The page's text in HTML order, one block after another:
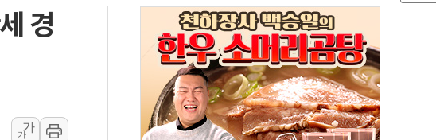
에 금리 인상 우려 후퇴…나스닥 선물 1%대 상승
감소 '쇼크'…9월 금리 인상 기대 후퇴
틀라시안·클라우드플레어·태양광주↑ VS 트레이드데스크·웬디스↓
미군 실종자 7359명 끝까지 찾겠다"
와 달리 워시엔 톤 낮춰
경
가
가